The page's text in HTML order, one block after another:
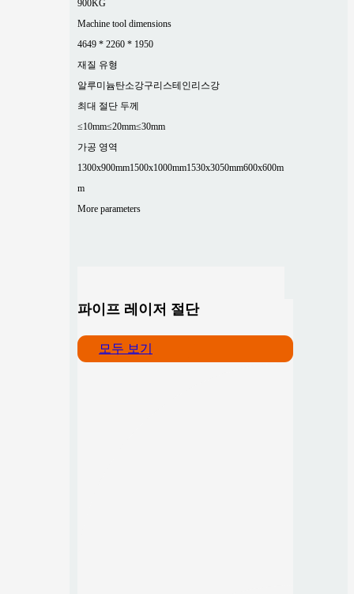
900KG
Machine tool dimensions
4649 * 2260 * 1950
재질 유형
알루미늄탄소강구리스테인리스강
최대 절단 두께
≤10mm≤20mm≤30mm
가공 영역
1300x900mm1500x1000mm1530x3050mm600x600m
m
More parameters
파이프 레이저 절단
모두 보기